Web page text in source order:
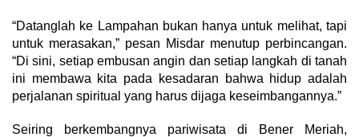
“Datanglah ke Lampahan bukan hanya untuk melihat, tapi
untuk merasakan,” pesan Misdar menutup perbincangan.
“Di sini, setiap embusan angin dan setiap langkah di tanah
ini membawa kita pada kesadaran bahwa hidup adalah
perjalanan spiritual yang harus dijaga keseimbangannya.”
Seiring berkembangnya pariwisata di Bener Meriah,